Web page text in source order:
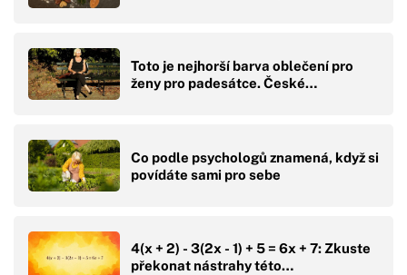
Toto je nejhorší barva oblečení pro
ženy pro padesátce. České…
Co podle psychologů znamená, když si
povídáte sami pro sebe
4(x + 2) - 3(2x - 1) + 5 = 6x + 7: Zkuste
překonat nástrahy této…